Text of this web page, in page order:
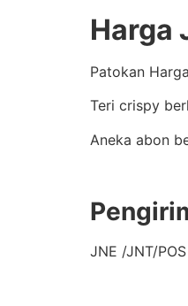
Harga
Patokan
Teri crispy
Aneka abon
JNE /JNT/POS